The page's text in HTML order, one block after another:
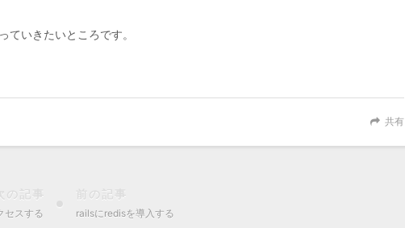
ていきたいところです。
共有
の記事
セスする
前の記事
railsにredisを導入する